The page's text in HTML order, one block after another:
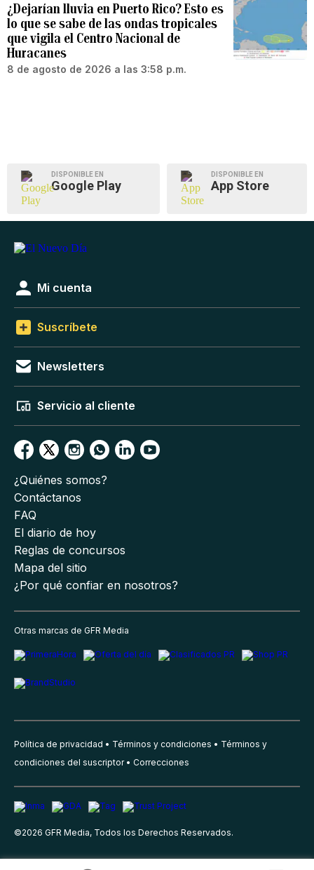
¿Dejarían lluvia en Puerto Rico? Esto es
lo que se sabe de las ondas tropicales
que vigila el Centro Nacional de
Huracanes
8 de agosto de 2026 a las 3:58 p.m.
DISPONIBLE EN
Google Play
DISPONIBLE EN
App Store
Mi cuenta
Suscríbete
Newsletters
Servicio al cliente
¿Quiénes somos?
Contáctanos
FAQ
El diario de hoy
Reglas de concursos
Mapa del sitio
¿Por qué confiar en nosotros?
Otras marcas de GFR Media
Política de privacidad Términos y condiciones
Términos y
condiciones del suscriptor
Correcciones
©2026 GFR Media, Todos los Derechos Reservados.